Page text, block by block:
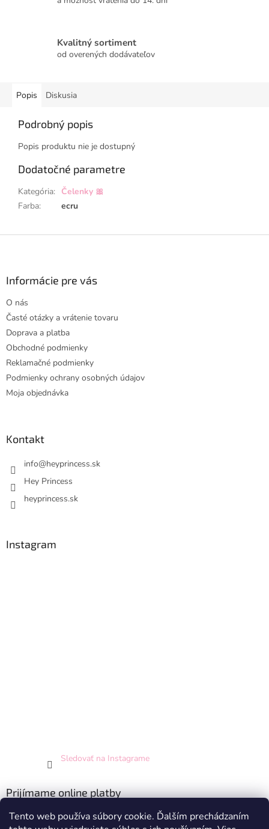
Tento web používa súbory cookie. Ďalším prechádzaním
Kvalitný sortiment
od overených dodávateľov
Popis Diskusia
Podrobný popis
Popis produktu nie je dostupný
Dodatočné parametre
Kategória: Čelenky 🎀
Farba: ecru
Informácie pre vás
O nás
Časté otázky a vrátenie tovaru
Doprava a platba
Obchodné podmienky
Reklamačné podmienky
Podmienky ochrany osobných údajov
Moja objednávka
Kontakt
info@heyprincess.sk
Hey Princess
heyprincess.sk
Instagram
Sledovať na Instagrame
Prijímame online platby